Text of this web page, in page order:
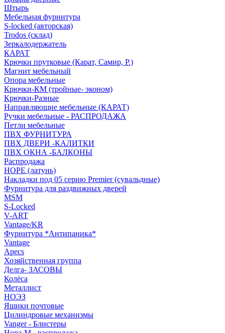
Штырь
Мебельная фурнитура
S-locked (авторская)
Trodos (склад)
Зеркалодержатель
КАРАТ
Крючки прутковые (Карат, Самир, Р.)
Магнит мебельный
Опора мебельные
Крючки-КМ (тройные- эконом)
Крючки-Разные
Направляющие мебельные (КАРАТ)
Ручки мебельные - РАСПРОДАЖА
Петли мебельные
ПВХ ФУРНИТУРА
ПВХ ДВЕРИ -КАЛИТКИ
ПВХ ОКНА -БАЛКОНЫ
Распродажа
HOPE (латунь)
Накладки под 05 серию Premier (сувальдные)
Фурнитура для раздвижных дверей
MSM
S-Locked
V-ART
Vantage/KR
Фурнитура *Антипаника*
Vantage
Apecs
Хозяйственная группа
Делга- ЗАСОВЫ
Колёса
Металлист
НОЭЗ
Ящики почтовые
Цилиндровые механизмы
Vanger - Блистеры